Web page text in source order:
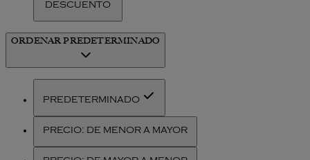
DESCUENTO
ORDENAR PREDETERMINADO
PREDETERMINADO
PRECIO: DE MENOR A MAYOR